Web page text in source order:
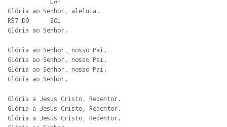
Glória ao Senhor, aleluia.
RÉ7 DÓ      SOL
Glória ao Senhor.
Glória ao Senhor, nosso Pai.
Glória ao Senhor, nosso Pai.
Glória ao Senhor, nosso Pai.
Glória ao Senhor.
Glória a Jesus Cristo, Redentor.
Glória a Jesus Cristo, Redentor.
Glória a Jesus Cristo, Redentor.